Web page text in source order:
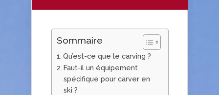
Sommaire
Qu’est-ce que le carving ?
Faut-il un équipement
spécifique pour carver en
ski ?